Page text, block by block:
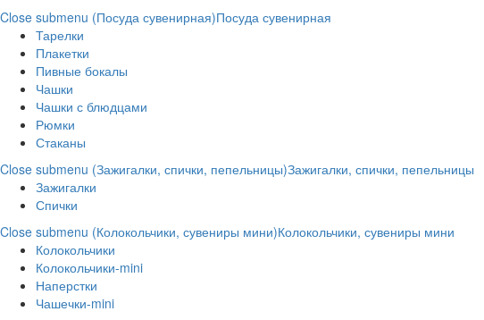
Close submenu (Посуда сувенирная)Посуда сувенирная
Тарелки
Плакетки
Пивные бокалы
Чашки
Чашки с блюдцами
Рюмки
Стаканы
Close submenu (Зажигалки, спички, пепельницы)Зажигалки, спички, пепельницы
Зажигалки
Спички
Close submenu (Колокольчики, сувениры мини)Колокольчики, сувениры мини
Колокольчики
Колокольчики-mini
Наперстки
Чашечки-mini